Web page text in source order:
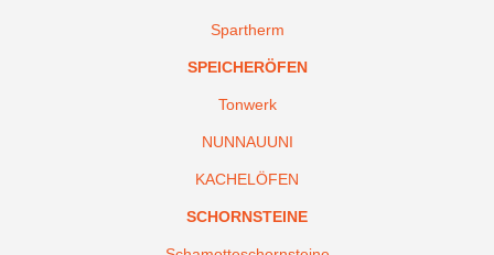
Spartherm
SPEICHERÖFEN
Tonwerk
NUNNAUUNI
KACHELÖFEN
SCHORNSTEINE